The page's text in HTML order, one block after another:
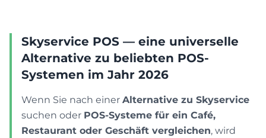
Skyservice POS — eine universelle
Alternative zu beliebten POS-
Systemen im Jahr 2026
Wenn Sie nach einer Alternative zu Skyservice
suchen oder POS-Systeme für ein Café,
Restaurant oder Geschäft vergleichen, wird